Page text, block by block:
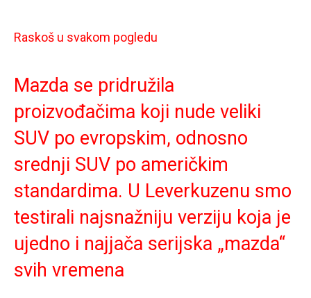
Raskoš u svakom pogledu
Mazda se pridružila
proizvođačima koji nude veliki
SUV po evropskim, odnosno
srednji SUV po američkim
standardima. U Leverkuzenu smo
testirali najsnažniju verziju koja je
ujedno i najjača serijska „mazda“
svih vremena